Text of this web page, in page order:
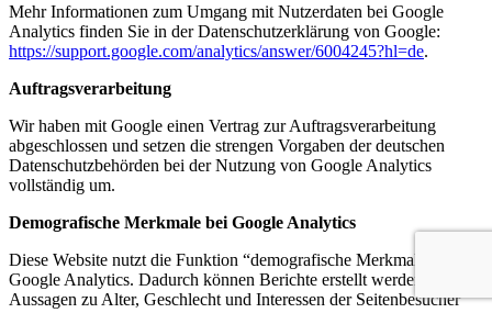
Mehr Informationen zum Umgang mit Nutzerdaten bei Google
Analytics finden Sie in der Datenschutzerklärung von Google:
https://support.google.com/analytics/answer/6004245?hl=de.
Auftragsverarbeitung
Wir haben mit Google einen Vertrag zur Auftragsverarbeitung
abgeschlossen und setzen die strengen Vorgaben der deutschen
Datenschutzbehörden bei der Nutzung von Google Analytics
vollständig um.
Demografische Merkmale bei Google Analytics
Diese Website nutzt die Funktion “demografische Merkmale” von
Google Analytics. Dadurch können Berichte erstellt werden, die
Aussagen zu Alter, Geschlecht und Interessen der Seitenbesucher